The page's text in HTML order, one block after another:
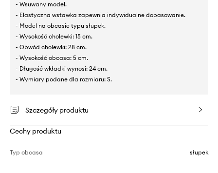
- Wsuwany model.
- Elastyczna wstawka zapewnia indywidualne dopasowanie.
- Model na obcasie typu słupek.
- Wysokość cholewki: 15 cm.
- Obwód cholewki: 28 cm.
- Wysokość obcasa: 5 cm.
- Długość wkładki wynosi: 24 cm.
- Wymiary podane dla rozmiaru: S.
Szczegóły produktu
Cechy produktu
Typ obcasa słupek